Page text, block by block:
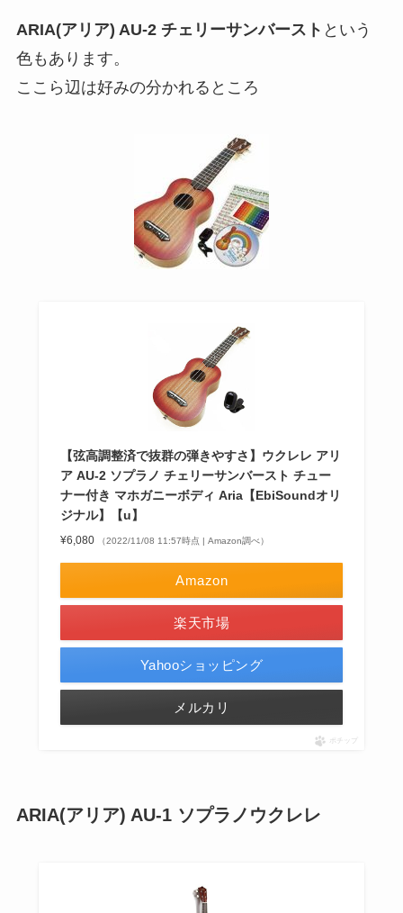
ARIA(アリア) AU-2 チェリーサンバースト という
色もあります。
ここら辺は好みの分かれるところ
【弦高調整済で抜群の弾きやすさ】ウクレレ アリ
ア AU-2 ソプラノ チェリーサンバースト チュー
ナー付き マホガニーボディ Aria【EbiSoundオリ
ジナル】【u】
¥6,080 （2022/11/08 11:57時点 | Amazon調べ）
Amazon
楽天市場
Yahooショッピング
メルカリ
ポチップ
ARIA(アリア) AU-1 ソプラノウクレレ